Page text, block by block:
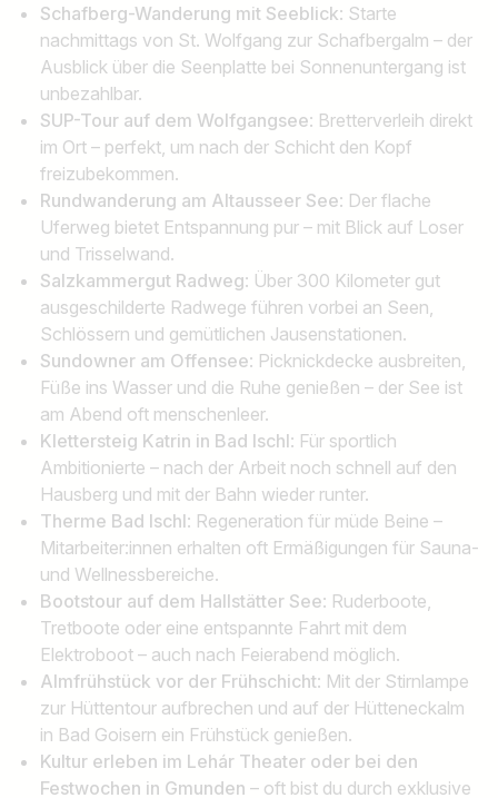
Schafberg-Wanderung mit Seeblick: Starte
nachmittags von St. Wolfgang zur Schafbergalm – der
Ausblick über die Seenplatte bei Sonnenuntergang ist
unbezahlbar.
SUP-Tour auf dem Wolfgangsee: Bretterverleih direkt
im Ort – perfekt, um nach der Schicht den Kopf
freizubekommen.
Rundwanderung am Altausseer See: Der flache
Uferweg bietet Entspannung pur – mit Blick auf Loser
und Trisselwand.
Salzkammergut Radweg: Über 300 Kilometer gut
ausgeschilderte Radwege führen vorbei an Seen,
Schlössern und gemütlichen Jausenstationen.
Sundowner am Offensee: Picknickdecke ausbreiten,
Füße ins Wasser und die Ruhe genießen – der See ist
am Abend oft menschenleer.
Klettersteig Katrin in Bad Ischl: Für sportlich
Ambitionierte – nach der Arbeit noch schnell auf den
Hausberg und mit der Bahn wieder runter.
Therme Bad Ischl: Regeneration für müde Beine –
Mitarbeiter:innen erhalten oft Ermäßigungen für Sauna-
und Wellnessbereiche.
Bootstour auf dem Hallstätter See: Ruderboote,
Tretboote oder eine entspannte Fahrt mit dem
Elektroboot – auch nach Feierabend möglich.
Almfrühstück vor der Frühschicht: Mit der Stirnlampe
zur Hüttentour aufbrechen und auf der Hütteneckalm
in Bad Goisern ein Frühstück genießen.
Kultur erleben im Lehár Theater oder bei den
Festwochen in Gmunden – oft bist du durch exklusive